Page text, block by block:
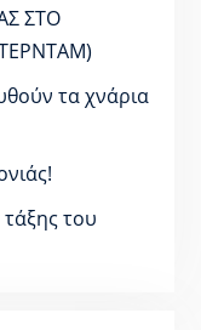
ΣΤΟ
τα χνάρια
του